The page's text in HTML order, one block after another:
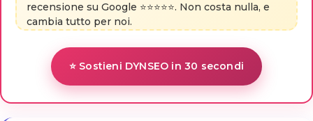
recensione su Google ⭐⭐⭐⭐⭐. Non costa nulla, e
cambia tutto per noi.
⭐ Sostieni DYNSEO in 30 secondi